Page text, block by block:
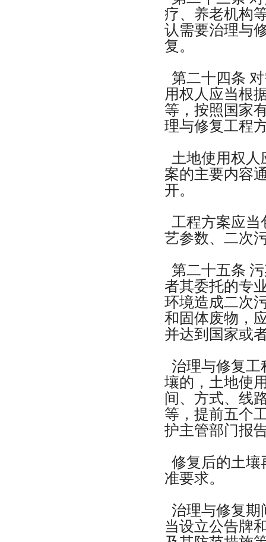
疗、养老机构
认需要治理与
复。
第二十四条
用权人应当根
等，按照国家
理与修复工程
土地使用权
案的主要内容
开。
工程方案应当
艺参数、二次
第二十五条
者其委托的专
环境造成二次
和固体废物，
并达到国家或
治理与修复工
壤的，土地使
间、方式、线
等，提前五个
护主管部门报
修复后的土壤
准要求。
治理与修复期
当设立公告牌